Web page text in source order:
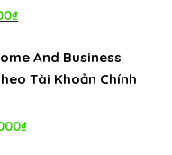
₫
tại
1.100.000₫.
And Business
Tài Khoản Chính
₫